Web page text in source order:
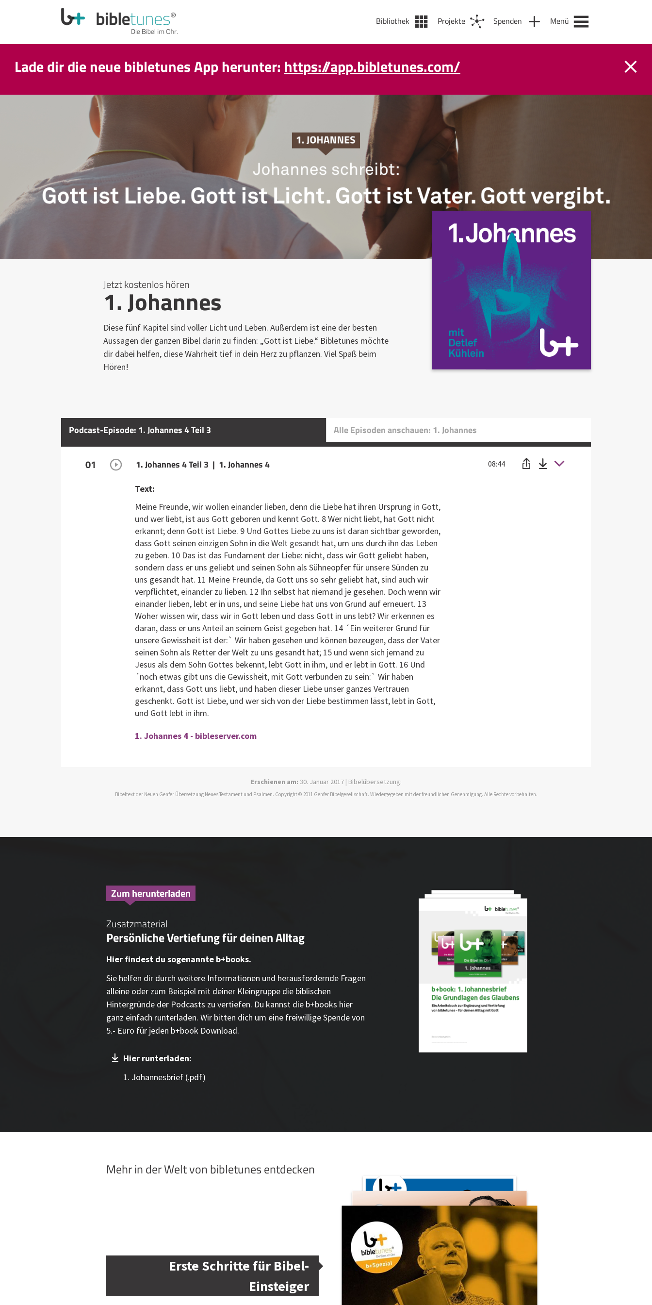
Bibliothek Projekte Spenden Menü
Lade dir die neue bibletunes App herunter: https://app.bibletunes.com/
Jetzt kostenlos hören
1. Johannes
Diese fünf Kapitel sind voller Licht und Leben. Außerdem ist eine der besten
Aussagen der ganzen Bibel darin zu finden: „Gott ist Liebe.“ Bibletunes möchte
dir dabei helfen, diese Wahrheit tief in dein Herz zu pflanzen. Viel Spaß beim
Hören!
Podcast-Episode: 1. Johannes 4 Teil 3 Alle Episoden anschauen: 1. Johannes
01 1. Johannes 4 Teil 3 | 1. Johannes 4 08:44
Text:
Meine Freunde, wir wollen einander lieben, denn die Liebe hat ihren Ursprung in Gott,
und wer liebt, ist aus Gott geboren und kennt Gott. 8 Wer nicht liebt, hat Gott nicht
erkannt; denn Gott ist Liebe. 9 Und Gottes Liebe zu uns ist daran sichtbar geworden,
dass Gott seinen einzigen Sohn in die Welt gesandt hat, um uns durch ihn das Leben
zu geben. 10 Das ist das Fundament der Liebe: nicht, dass wir Gott geliebt haben,
sondern dass er uns geliebt und seinen Sohn als Sühneopfer für unsere Sünden zu
uns gesandt hat. 11 Meine Freunde, da Gott uns so sehr geliebt hat, sind auch wir
verpflichtet, einander zu lieben. 12 Ihn selbst hat niemand je gesehen. Doch wenn wir
einander lieben, lebt er in uns, und seine Liebe hat uns von Grund auf erneuert. 13
Woher wissen wir, dass wir in Gott leben und dass Gott in uns lebt? Wir erkennen es
daran, dass er uns Anteil an seinem Geist gegeben hat. 14 ´Ein weiterer Grund für
unsere Gewissheit ist der:` Wir haben gesehen und können bezeugen, dass der Vater
seinen Sohn als Retter der Welt zu uns gesandt hat; 15 und wenn sich jemand zu
Jesus als dem Sohn Gottes bekennt, lebt Gott in ihm, und er lebt in Gott. 16 Und
´noch etwas gibt uns die Gewissheit, mit Gott verbunden zu sein:` Wir haben
erkannt, dass Gott uns liebt, und haben dieser Liebe unser ganzes Vertrauen
geschenkt. Gott ist Liebe, und wer sich von der Liebe bestimmen lässt, lebt in Gott,
und Gott lebt in ihm.
1. Johannes 4 - bibleserver.com
Erschienen am: 30. Januar 2017 | Bibelübersetzung:
Bibeltext der Neuen Genfer Übersetzung Neues Testament und Psalmen. Copyright © 2011 Genfer Bibelgesellschaft. Wiedergegeben mit der freundlichen Genehmigung. Alle Rechte vorbehalten.
Zum herunterladen
Zusatzmaterial
Persönliche Vertiefung für deinen Alltag
Hier findest du sogenannte b+books.
Sie helfen dir durch weitere Informationen und herausfordernde Fragen
alleine oder zum Beispiel mit deiner Kleingruppe die biblischen
Hintergründe der Podcasts zu vertiefen. Du kannst die b+books hier
ganz einfach runterladen. Wir bitten dich um eine freiwillige Spende von
5.- Euro für jeden b+book Download.
Hier runterladen:
1. Johannesbrief (.pdf)
Mehr in der Welt von bibletunes entdecken
Erste Schritte für Bibel-
Einsteiger